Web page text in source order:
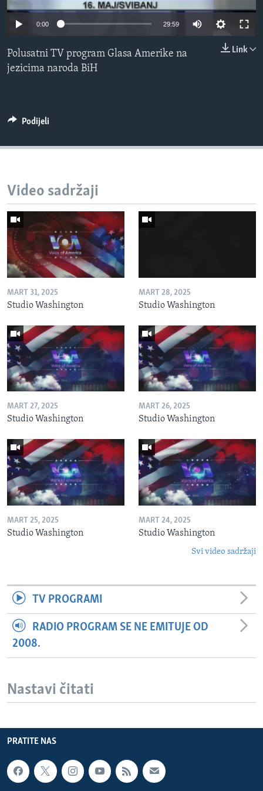
MAGAZIN
O GLASU AMERIKE
Learning English
Jezici
0:00 29:59
Link
Polusatni TV program Glasa Amerike na
jezicima naroda BiH
Podijeli
Video sadržaji
MART 31, 2025
Studio Washington
MART 28, 2025
Studio Washington
MART 27, 2025
Studio Washington
MART 26, 2025
Studio Washington
MART 25, 2025
Studio Washington
MART 24, 2025
Studio Washington
Svi video sadržaji
TV PROGRAMI
RADIO PROGRAM SE NE EMITUJE OD
2008.
Nastavi čitati
PRATITE NAS